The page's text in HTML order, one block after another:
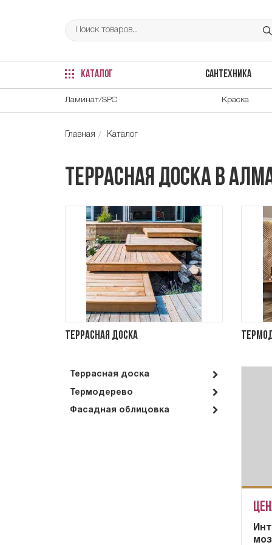
КАТАЛОГ САНТЕХНИКА
Ламинат/SPC Краска
Главная Каталог
Террасная доска в
Террасная доска
Террасная доска
Термодерево
Фасадная облицовка